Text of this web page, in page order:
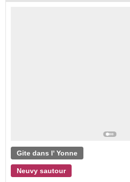
Gite dans l' Yonne
Neuvy sautour